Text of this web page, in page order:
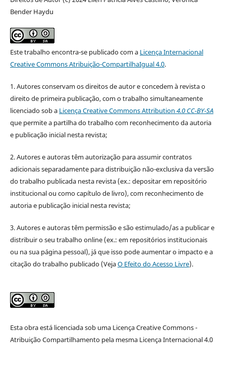
Bender Haydu
Este trabalho encontra-se publicado com a Licença Internacional
Creative Commons Atribuição-CompartilhaIgual 4.0.
1. Autores conservam os direitos de autor e concedem à revista o
direito de primeira publicação, com o trabalho simultaneamente
licenciado sob a Licença Creative Commons Attribution 4.0 CC-BY-SA
que permite a partilha do trabalho com reconhecimento da autoria
e publicação inicial nesta revista;
2. Autores e autoras têm autorização para assumir contratos
adicionais separadamente para distribuição não-exclusiva da versão
do trabalho publicada nesta revista (ex.: depositar em repositório
institucional ou como capítulo de livro), com reconhecimento de
autoria e publicação inicial nesta revista;
3. Autores e autoras têm permissão e são estimulado/as a publicar e
distribuir o seu trabalho online (ex.: em repositórios institucionais
ou na sua página pessoal), já que isso pode aumentar o impacto e a
citação do trabalho publicado (VejaO Efeito do Acesso Livre).
Esta obra está licenciada sob uma Licença Creative Commons -
Atribuição Compartilhamento pela mesma Licença Internacional 4.0